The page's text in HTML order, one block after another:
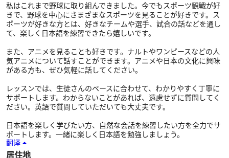
私はこれまで野球に取り組んできました。今でもスポーツ観戦が好
きで、野球を中心にさまざまなスポーツを見ることが好きです。ス
ポーツが好きな方とは、好きなチームや選手、試合の話などを通し
て、楽しく日本語を練習できたら嬉しいです。
また、アニメを見ることも好きです。ナルトやワンピースなどの人
気アニメについて話すことができます。アニメや日本の文化に興味
がある方も、ぜひ気軽に話してください。
レッスンでは、生徒さんのペースに合わせて、わかりやすく丁寧に
サポートします。わからないことがあれば、遠慮せずに質問してく
ださい。英語で質問していただいても大丈夫です。
日本語を楽しく学びたい方、自然な会話を練習したい方を全力でサ
ポートします。一緒に楽しく日本語を勉強しましょう。
翻译
居住地